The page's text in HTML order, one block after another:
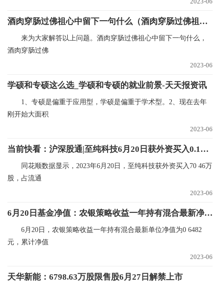
酒肉穿肠过佛祖心中留下一句什么（酒肉穿肠过佛祖心中留下一句）_当前资讯
来为大家解答以上问题。酒肉穿肠过佛祖心中留下一句什么，
酒肉穿肠过佛
2023-06
学硕和专硕这么选_学硕和专硕的就业前景-天天报资讯
1、专硕是偏重于应用型，学硕是偏重于学术型。2、现在去年
刚开始大面积
2023-06
当前快看：沪深股通|至纯科技6月20日获外资买入0.18%股份
同花顺数据显示，2023年6月20日，至纯科技获外资买入70 46万
股，占流通
2023-06
6月20日基金净值：农银策略收益一年持有混合最新净值0.6482，跌0.2%-短讯
6月20日，农银策略收益一年持有混合最新单位净值为0 6482
元，累计净值
2023-06
天华新能：6798.63万股限售股6月27日解禁上市